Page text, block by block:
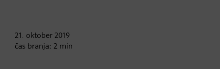
21. oktober 2019
čas branja: 2 min